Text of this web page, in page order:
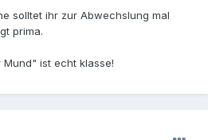
solltet ihr zur Abwechslung mal
prima.
ist echt klasse!